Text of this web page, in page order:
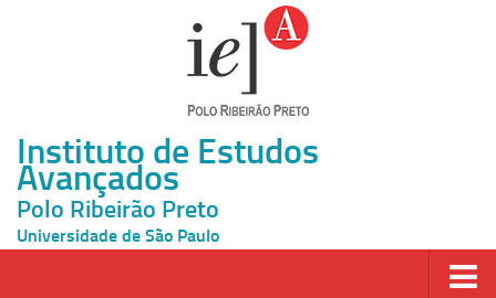
Instituto de Estudos
Avançados
Polo Ribeirão Preto
Universidade de São Paulo